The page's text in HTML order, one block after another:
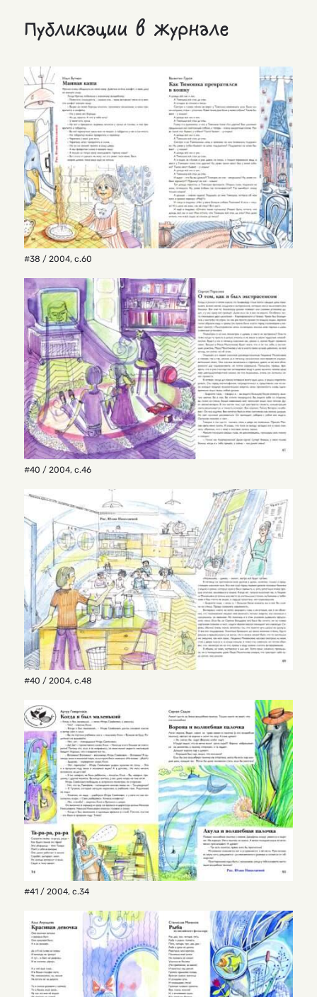
Публикации в журнале
#38 / 2004, с.60
#40 / 2004, с.46
#40 / 2004, с.48
#41 / 2004, с.34